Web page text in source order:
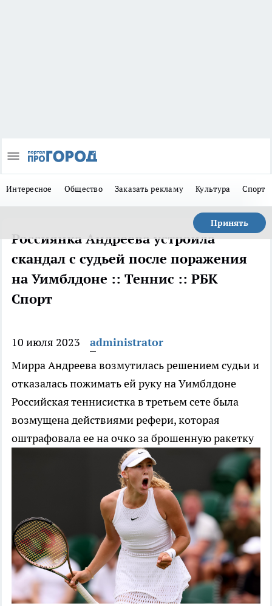
Интересное Общество Заказать рекламу Культура Спорт
Принять
Россиянка Андреева устроила
скандал с судьей после поражения
на Уимблдоне :: Теннис :: РБК
Спорт
10 июля 2023
administrator
Мирра Андреева возмутилась решением судьи и
отказалась пожимать ей руку на Уимблдоне
Российская теннисистка в третьем сете была
возмущена действиями рефери, которая
оштрафовала ее на очко за брошенную ракетку